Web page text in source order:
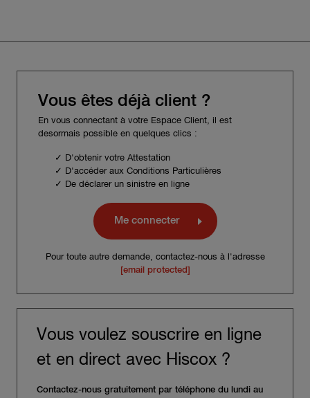
Vous êtes déjà client ?
En vous connectant à votre Espace Client, il est
desormais possible en quelques clics :
✓ D'obtenir votre Attestation
✓ D'accéder aux Conditions Particulières
✓ De déclarer un sinistre en ligne
Me connecter
Pour toute autre demande, contactez-nous à l'adresse
[email protected]
Vous voulez souscrire en ligne
et en direct avec Hiscox ?
Contactez-nous gratuitement par téléphone du lundi au